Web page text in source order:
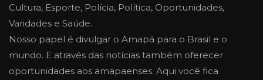
Cultura, Esporte, Polícia, Política, Oportunidades,
Varidades e Saúde.
Nosso papel é divulgar o Amapá para o Brasil e o
mundo. E através das notícias também oferecer
oportunidades aos amapaenses. Aqui você fica